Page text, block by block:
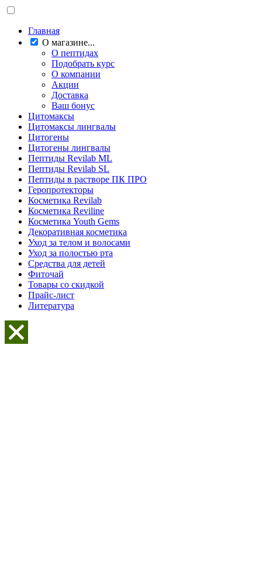
Главная
О магазине...
О пептидах
Подобрать курс
О компании
Акции
Доставка
Ваш бонус
Цитомаксы
Цитомаксы лингвалы
Цитогены
Цитогены лингвалы
Пептиды Revilab ML
Пептиды Revilab SL
Пептиды в растворе ПК ПРО
Геропротекторы
Косметика Revilab
Косметика Reviline
Косметика Youth Gems
Декоративная косметика
Уход за телом и волосами
Уход за полостью рта
Средства для детей
Фиточай
Товары со скидкой
Прайс-лист
Литература